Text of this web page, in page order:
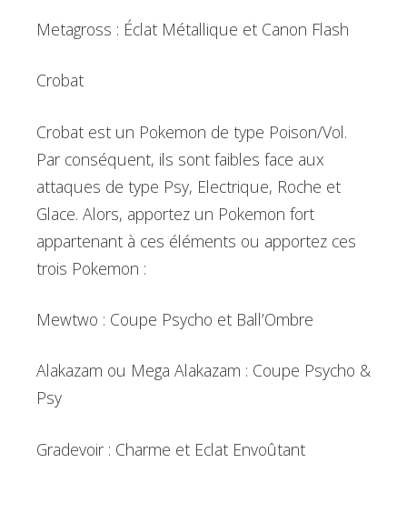
Metagross : Éclat Métallique et Canon Flash
Crobat
Crobat est un Pokemon de type Poison/Vol.
Par conséquent, ils sont faibles face aux
attaques de type Psy, Electrique, Roche et
Glace. Alors, apportez un Pokemon fort
appartenant à ces éléments ou apportez ces
trois Pokemon :
Mewtwo : Coupe Psycho et Ball’Ombre
Alakazam ou Mega Alakazam : Coupe Psycho &
Psy
Gradevoir : Charme et Eclat Envoûtant